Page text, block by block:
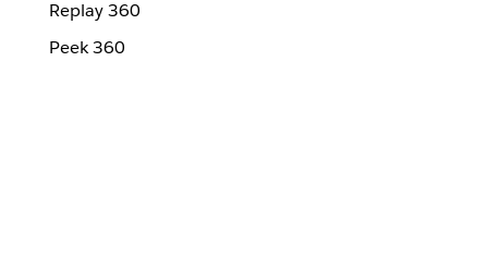
Replay 360
Peek 360